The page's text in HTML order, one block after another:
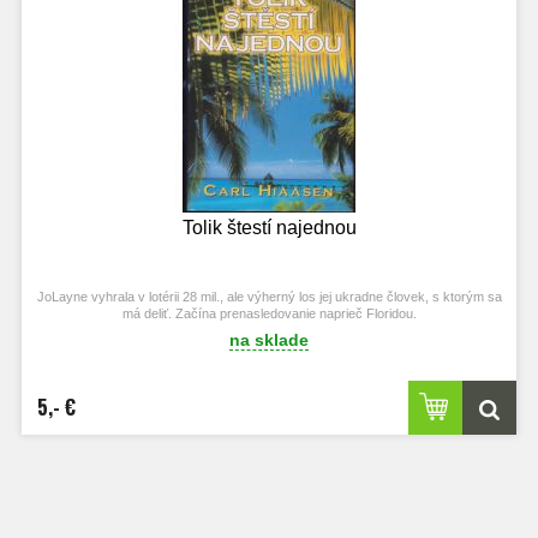
Tolik štestí najednou
JoLayne vyhrala v lotérii 28 mil., ale výherný los jej ukradne človek, s ktorým sa
má deliť. Začína prenasledovanie naprieč Floridou.
na sklade
5,- €